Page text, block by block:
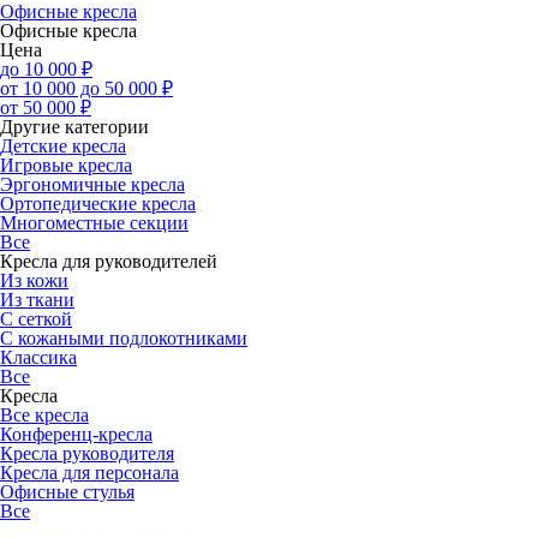
Офисные кресла
Офисные кресла
Цена
до 10 000 ₽
от 10 000 до 50 000 ₽
от 50 000 ₽
Другие категории
Детские кресла
Игровые кресла
Эргономичные кресла
Ортопедические кресла
Многоместные секции
Все
Кресла для руководителей
Из кожи
Из ткани
С сеткой
С кожаными подлокотниками
Классика
Все
Кресла
Все кресла
Конференц-кресла
Кресла руководителя
Кресла для персонала
Офисные стулья
Все